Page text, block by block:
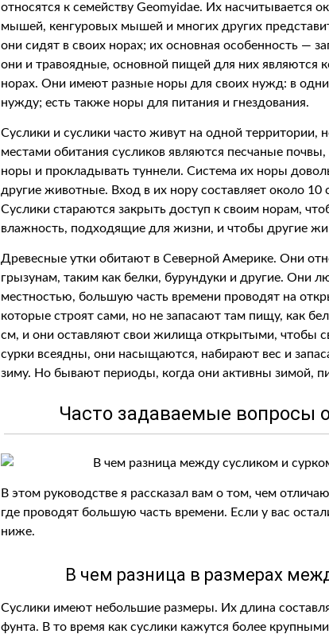
относятся к семейству Geomyidae. Их насчитывается
мышей, кенгуровых мышей и многих других
они сидят в своих норах; их основная особенность —
они и травоядные, основной пищей для них являются
норах. Они имеют разные норы для своих нужд: в
нужду; есть также норы для питания и гнездования.
Суслики и суслики часто живут на одной территории,
местами обитания сусликов являются песчаные
норы и прокладывать туннели. Система их норы
другие животные. Вход в их нору составляет около 10
Суслики стараются закрыть доступ к своим норам,
влажность, подходящие для жизни, и чтобы другие
Древесные утки обитают в Северной Америке. Они
грызунам, таким как белки, бурундуки и другие. Они
местностью, большую часть времени проводят на
которые строят сами, но не запасают там пищу, как
см, и они оставляют свои жилища открытыми, чтобы
сурки всеядны, они насыщаются, набирают вес и
зиму. Но бывают периоды, когда они активны зимой,
Часто задаваемые вопросы
В этом руководстве я рассказал вам о том, чем
где проводят большую часть времени. Если у вас
ниже.
В чем разница в размерах
Суслики имеют небольшие размеры. Их длина
фунта. В то время как суслики кажутся более